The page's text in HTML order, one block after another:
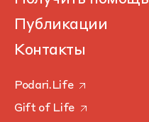
Публикации
Контакты
Podari.Life
Gift of Life